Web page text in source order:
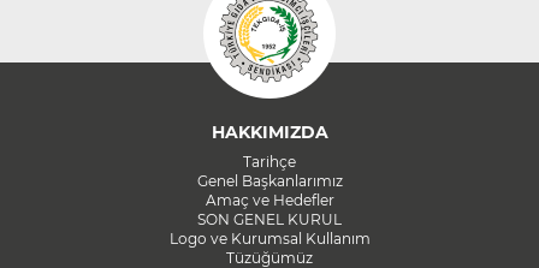
HAKKIMIZDA
Tarihçe
Genel Başkanlarımız
Amaç ve Hedefler
SON GENEL KURUL
Logo ve Kurumsal Kullanım
Tüzüğümüz